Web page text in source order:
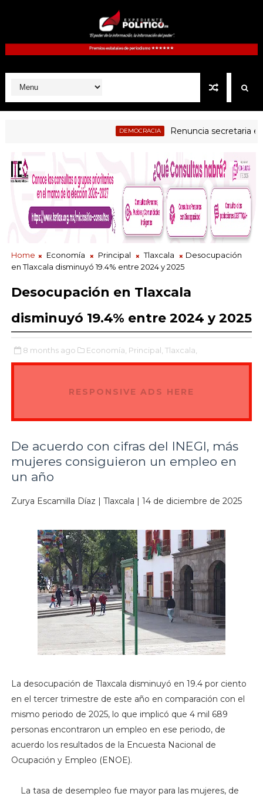
DEMOCRACIA Renuncia secretaria
Home Economía Principal Tlaxcala
Desocupación
en Tlaxcala disminuyó 19.4% entre 2024 y 2025
Desocupación en Tlaxcala
disminuyó 19.4% entre 2024 y 2025
8 months ago Economía, Principal, Tlaxcala,
RESPONSIVE ADS HERE
De acuerdo con cifras del INEGI, más
mujeres consiguieron un empleo en
un año
Zurya Escamilla Díaz | Tlaxcala | 14 de diciembre de 2025
La desocupación de Tlaxcala disminuyó en 19.4 por ciento
en el tercer trimestre de este año en comparación con el
mismo periodo de 2025, lo que implicó que 4 mil 689
personas encontraron un empleo en ese periodo, de
acuerdo los resultados de la Encuesta Nacional de
Ocupación y Empleo (ENOE).
La tasa de desempleo fue mayor para las mujeres, de